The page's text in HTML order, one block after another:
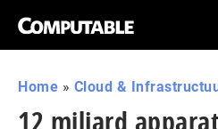
Home » Cloud &
12 miljard